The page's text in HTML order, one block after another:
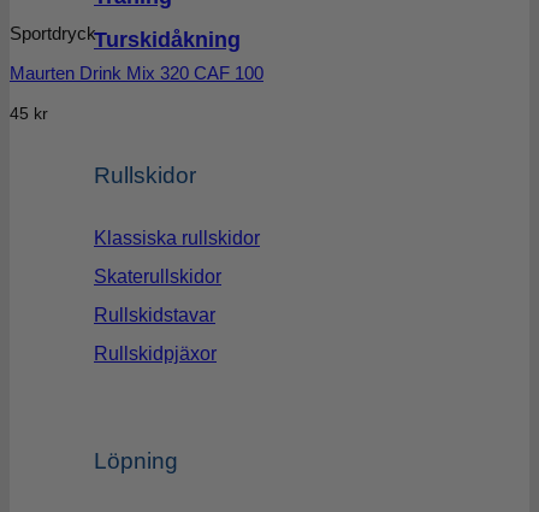
Turskidåkning
Rullskidor
Klassiska rullskidor
Skaterullskidor
Rullskidstavar
Rullskidpjäxor
Löpning
Sportdryck
Maurten Drink Mix 320 CAF 100
45 kr